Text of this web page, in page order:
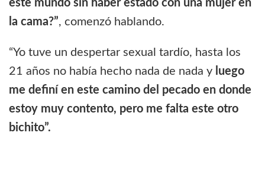
este mundo sin haber estado con una mujer en
la cama?”, comenzó hablando.
“Yo tuve un despertar sexual tardío, hasta los
21 años no había hecho nada de nada y luego
me definí en este camino del pecado en donde
estoy muy contento, pero me falta este otro
bichito”.